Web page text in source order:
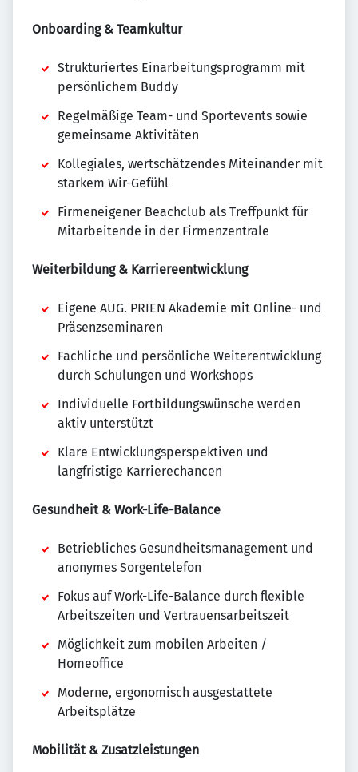
Onboarding & Teamkultur
Strukturiertes Einarbeitungsprogramm mit
persönlichem Buddy
Regelmäßige Team- und Sportevents sowie
gemeinsame Aktivitäten
Kollegiales, wertschätzendes Miteinander mit
starkem Wir-Gefühl
Firmeneigener Beachclub als Treffpunkt für
Mitarbeitende in der Firmenzentrale
Weiterbildung & Karriereentwicklung
Eigene AUG. PRIEN Akademie mit Online- und
Präsenzseminaren
Fachliche und persönliche Weiterentwicklung
durch Schulungen und Workshops
Individuelle Fortbildungswünsche werden
aktiv unterstützt
Klare Entwicklungsperspektiven und
langfristige Karrierechancen
Gesundheit & Work-Life-Balance
Betriebliches Gesundheitsmanagement und
anonymes Sorgentelefon
Fokus auf Work-Life-Balance durch flexible
Arbeitszeiten und Vertrauensarbeitszeit
Möglichkeit zum mobilen Arbeiten /
Homeoffice
Moderne, ergonomisch ausgestattete
Arbeitsplätze
Mobilität & Zusatzleistungen